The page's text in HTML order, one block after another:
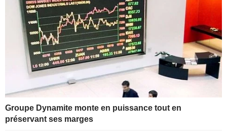
Groupe Dynamite monte en puissance tout en
préservant ses marges